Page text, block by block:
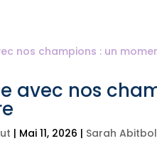
avec nos
| Mai 11, 2026 | Sarah Abitbol